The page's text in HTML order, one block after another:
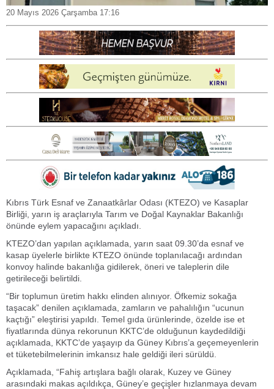
20 Mayıs 2026 Çarşamba 17:16
Kıbrıs Türk Esnaf ve Zanaatkârlar Odası (KTEZO) ve Kasaplar
Birliği, yarın iş araçlarıyla Tarım ve Doğal Kaynaklar Bakanlığı
önünde eylem yapacağını açıkladı.
KTEZO’dan yapılan açıklamada, yarın saat 09.30’da esnaf ve
kasap üyelerle birlikte KTEZO önünde toplanılacağı ardından
konvoy halinde bakanlığa gidilerek, öneri ve taleplerin dile
getirileceği belirtildi.
“Bir toplumun üretim hakkı elinden alınıyor. Öfkemiz sokağa
taşacak” denilen açıklamada, zamların ve pahalılığın “ucunun
kaçtığı” eleştirisi yapıldı. Temel gıda ürünlerinde, özelde ise et
fiyatlarında dünya rekorunun KKTC’de olduğunun kaydedildiği
açıklamada, KKTC’de yaşayıp da Güney Kıbrıs’a geçemeyenlerin
et tüketebilmelerinin imkansız hale geldiği ileri sürüldü.
Açıklamada, “Fahiş artışlara bağlı olarak, Kuzey ve Güney
arasındaki makas açıldıkça, Güney’e geçişler hızlanmaya devam